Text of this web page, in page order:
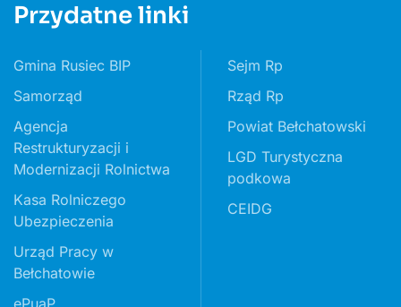
Przydatne linki
Gmina Rusiec BIP
Samorząd
Agencja
Restrukturyzacji i
Modernizacji Rolnictwa
Kasa Rolniczego
Ubezpieczenia
Urząd Pracy w
Bełchatowie
Sejm Rp
Rząd Rp
Powiat Bełchatowski
LGD Turystyczna
podkowa
CEIDG